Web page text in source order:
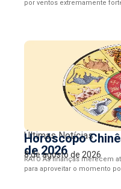
por ventos extremamente
Últimas Notícias
Horóscopo
de 2026
8 de agosto de 2026
RATO As finanças merecem
para aproveitar o momento